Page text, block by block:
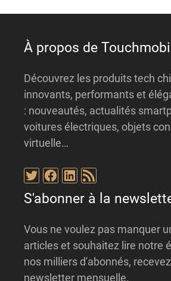
À propos de
Découvrez les produits tech
innovants, performants et
: nouveautés, actualités
voitures électriques, objets
virtuelle…
Twitter
Facebook
LinkedIn
Flux RSS
S'abonner à la
Vous ne voulez pas manquer
articles et souhaitez lire notre
nos milliers d'abonnés,
newsletter mensuelle.